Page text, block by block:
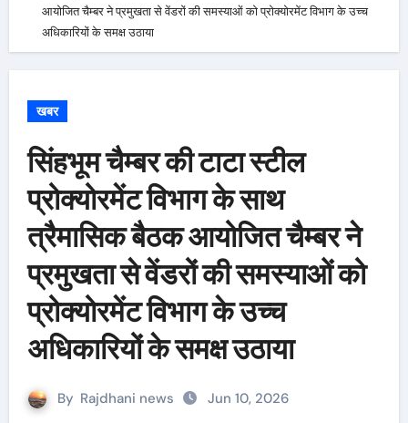
आयोजित चैम्बर ने प्रमुखता से वेंडरों की समस्याओं को प्रोक्योरमेंट विभाग के उच्च
अधिकारियों के समक्ष उठाया
खबर
सिंहभूम चैम्बर की टाटा स्टील
प्रोक्योरमेंट विभाग के साथ
त्रैमासिक बैठक आयोजित चैम्बर ने
प्रमुखता से वेंडरों की समस्याओं को
प्रोक्योरमेंट विभाग के उच्च
अधिकारियों के समक्ष उठाया
By Rajdhani news Jun 10, 2026